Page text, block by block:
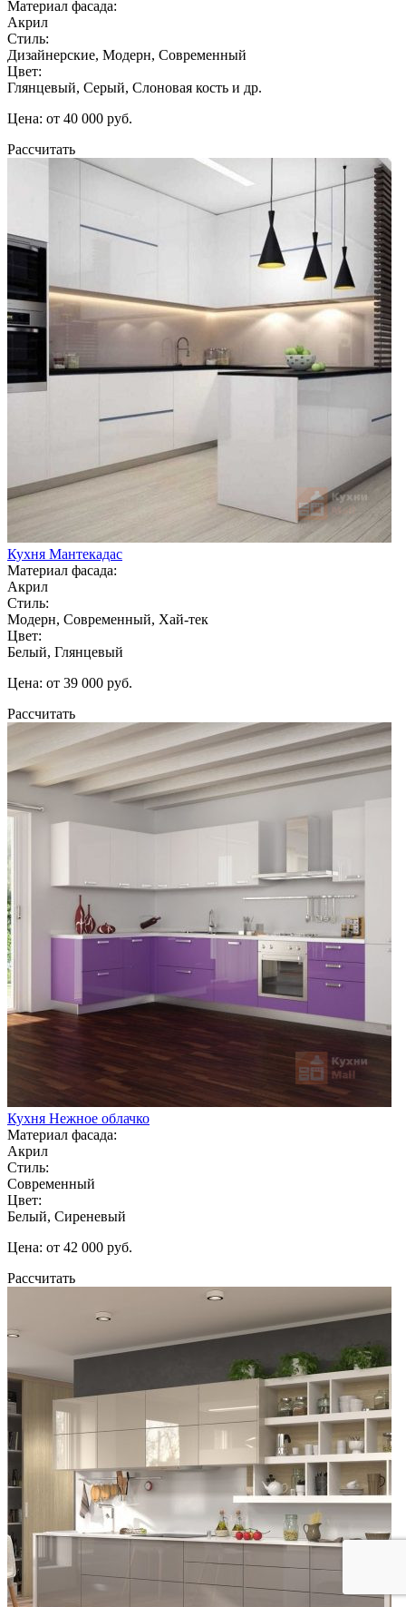
Материал фасада:
Акрил
Стиль:
Дизайнерские, Модерн, Современный
Цвет:
Глянцевый, Серый, Слоновая кость и др.
Цена: от 40 000 руб.
Рассчитать
Кухня Мантекадас
Материал фасада:
Акрил
Стиль:
Модерн, Современный, Хай-тек
Цвет:
Белый, Глянцевый
Цена: от 39 000 руб.
Рассчитать
Кухня Нежное облачко
Материал фасада:
Акрил
Стиль:
Современный
Цвет:
Белый, Сиреневый
Цена: от 42 000 руб.
Рассчитать